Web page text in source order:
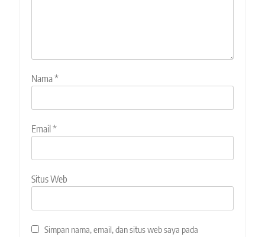
Nama*
Email *
Situs Web
Simpan nama, email, dan situs web saya pada